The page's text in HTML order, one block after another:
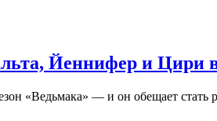
Йеннифер и Цири
«Ведьмака» — и он обещает